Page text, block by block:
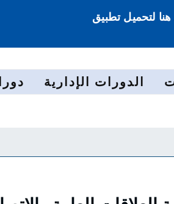
لتحميل تطبيق
الدورات الإدارية